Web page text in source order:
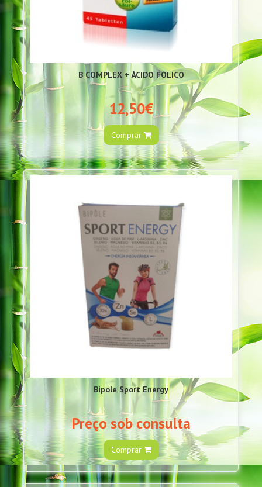
B COMPLEX + ÁCIDO FÓLICO
12,50€
Comprar
Bipole Sport Energy
Preço sob consulta
Comprar